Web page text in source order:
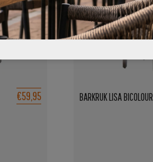
€59,95 BARKRUK LISA BICOLOUR